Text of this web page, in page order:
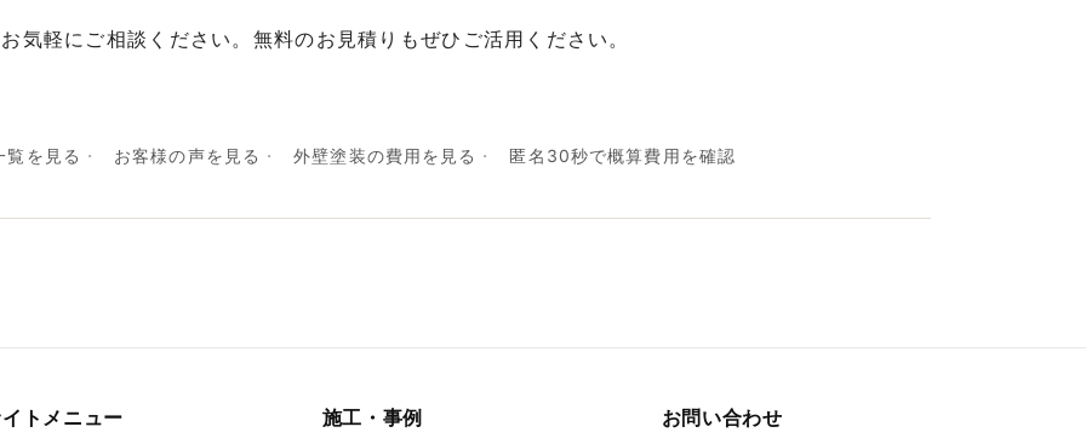
気軽にご相談ください。無料のお見積りもぜひご活用ください。
覧を見る お客様の声を見る 外壁塗装の費用を見る 匿名30秒で概算費用を確認
トメニュー 施工・事例 お問い合わせ